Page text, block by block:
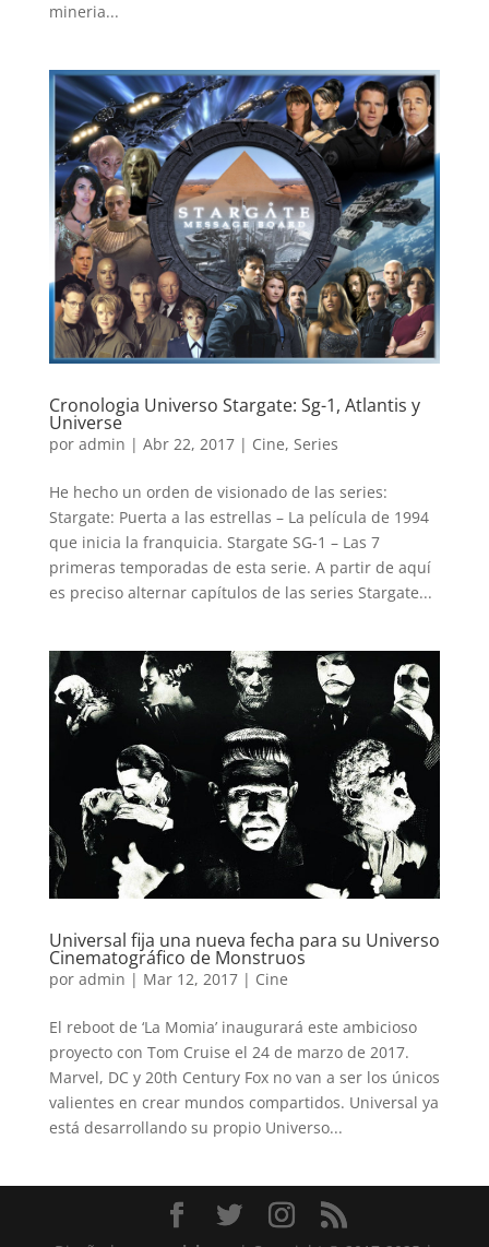
mineria...
Cronologia Universo Stargate: Sg-1, Atlantis y
Universe
por admin | Abr 22, 2017| Cine, Series
He hecho un orden de visionado de las series:
Stargate: Puerta a las estrellas – La película de 1994
que inicia la franquicia. Stargate SG-1 – Las 7
primeras temporadas de esta serie. A partir de aquí
es preciso alternar capítulos de las series Stargate...
Universal fija una nueva fecha para su Universo
Cinematográfico de Monstruos
por admin | Mar 12, 2017| Cine
El reboot de ‘La Momia’ inaugurará este ambicioso
proyecto con Tom Cruise el 24 de marzo de 2017.
Marvel, DC y 20th Century Fox no van a ser los únicos
valientes en crear mundos compartidos. Universal ya
está desarrollando su propio Universo...